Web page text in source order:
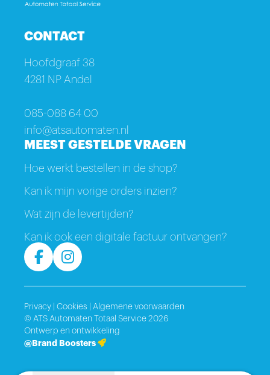
CONTACT
Hoofdgraaf 38
4281 NP Andel
085-088 64 00
info@atsautomaten.nl
MEEST GESTELDE VRAGEN
Hoe werkt bestellen in de shop?
Kan ik mijn vorige orders inzien?
Wat zijn de levertijden?
Kan ik ook een digitale factuur ontvangen?
Ontwerp en ontwikkeling
@Brand Boosters
© ATS Automaten Totaal Service 2026
Privacy Cookies Algemene voorwaarden